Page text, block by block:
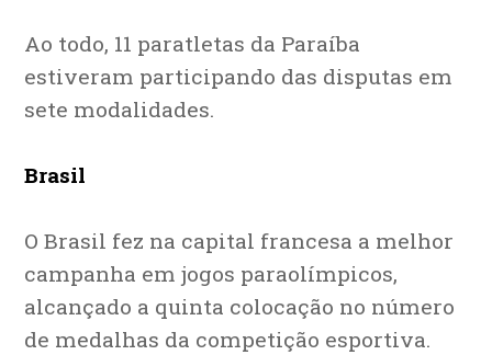
Ao todo, 11 paratletas da Paraíba
estiveram participando das disputas em
sete modalidades.
Brasil
O Brasil fez na capital francesa a melhor
campanha em jogos paraolímpicos,
alcançado a quinta colocação no número
de medalhas da competição esportiva.